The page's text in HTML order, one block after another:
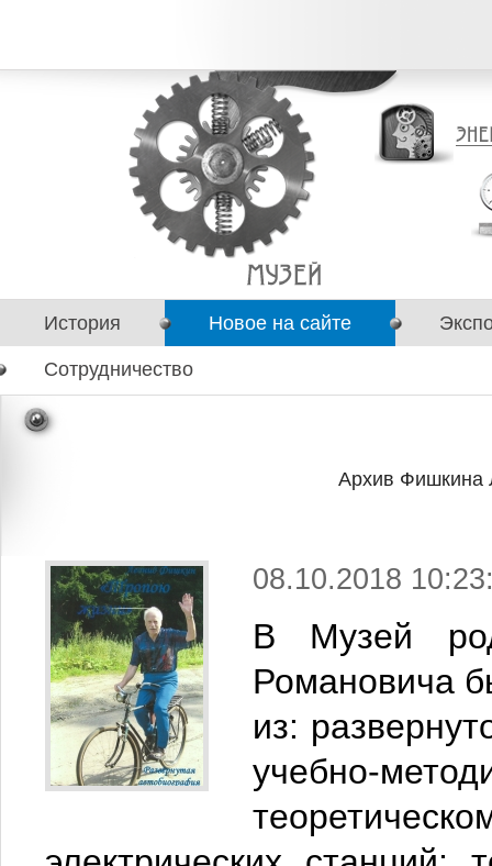
История Новое на сайте
Сотрудничество
Архив Фишкина
08.10.2018
В Музей
Романовича
из:
учебно-